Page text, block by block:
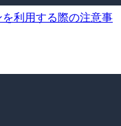
利用する際の注意事